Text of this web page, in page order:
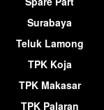
Surabaya
Teluk Lamong
TPK Koja
TPK Makasar
TPK Palaran